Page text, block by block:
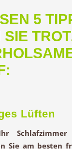
5
SIE
Lüften
Sie am besten